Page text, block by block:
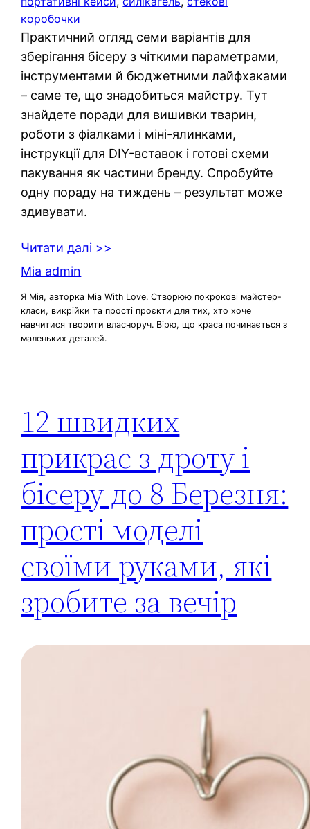
коробочки
Практичний огляд семи варіантів для
зберігання бісеру з чіткими параметрами,
інструментами й бюджетними лайфхаками
– саме те, що знадобиться майстру. Тут
знайдете поради для вишивки тварин,
роботи з фіалками і міні-ялинками,
інструкції для DIY-вставок і готові схеми
пакування як частини бренду. Спробуйте
одну пораду на тиждень – результат може
здивувати.
Читати далі >>
Mia admin
Я Мія, авторка Mia With Love. Створюю покрокові майстер-
класи, викрійки та прості проєкти для тих, хто хоче
навчитися творити власноруч. Вірю, що краса починається з
маленьких деталей.
12 швидких
прикрас з дроту і
бісеру до 8 Березня:
прості моделі
своїми руками, які
зробите за вечір